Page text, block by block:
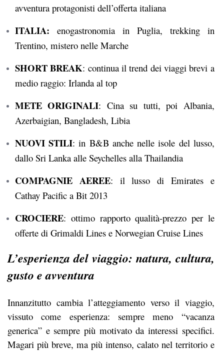
avventura protagonisti dell’offerta italiana
ITALIA: enogastronomia in Puglia, trekking in
Trentino, mistero nelle Marche
SHORT BREAK: continua il trend dei viaggi brevi a
medio raggio: Irlanda al top
METE ORIGINALI: Cina su tutti, poi Albania,
Azerbaigian, Bangladesh, Libia
NUOVI STILI: in B&B anche nelle isole del lusso,
dallo Sri Lanka alle Seychelles alla Thailandia
COMPAGNIE AEREE: il lusso di Emirates e
Cathay Pacific a Bit 2013
CROCIERE: ottimo rapporto qualità-prezzo per le
offerte di Grimaldi Lines e Norwegian Cruise Lines
L’esperienza del viaggio: natura, cultura,
gusto e avventura
Innanzitutto cambia l’atteggiamento verso il viaggio,
vissuto come esperienza: sempre meno “vacanza
generica” e sempre più motivato da interessi specifici.
Magari più breve, ma più intenso, calato nel territorio e